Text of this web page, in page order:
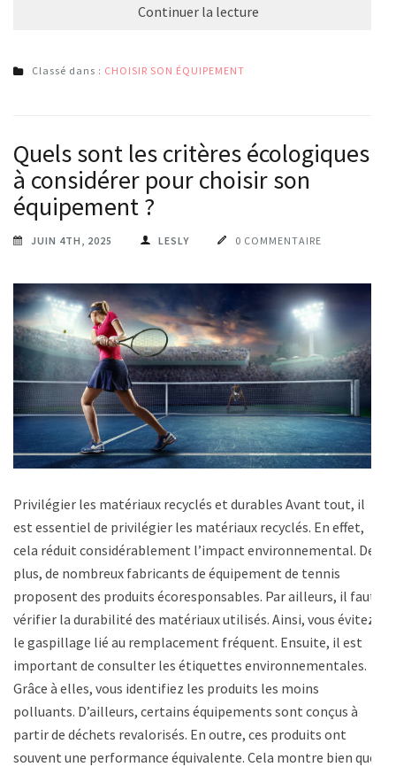
Continuer la lecture
Classé dans : CHOISIR SON ÉQUIPEMENT
Quels sont les critères écologiques
à considérer pour choisir son
équipement ?
JUIN 4TH, 2025 LESLY 0 COMMENTAIRE
Privilégier les matériaux recyclés et durables Avant tout, il
est essentiel de privilégier les matériaux recyclés. En effet,
cela réduit considérablement l’impact environnemental. De
plus, de nombreux fabricants de équipement de tennis
proposent des produits écoresponsables. Par ailleurs, il faut
vérifier la durabilité des matériaux utilisés. Ainsi, vous évitez
le gaspillage lié au remplacement fréquent. Ensuite, il est
important de consulter les étiquettes environnementales.
Grâce à elles, vous identifiez les produits les moins
polluants. D’ailleurs, certains équipements sont conçus à
partir de déchets revalorisés. En outre, ces produits ont
souvent une performance équivalente. Cela montre bien que